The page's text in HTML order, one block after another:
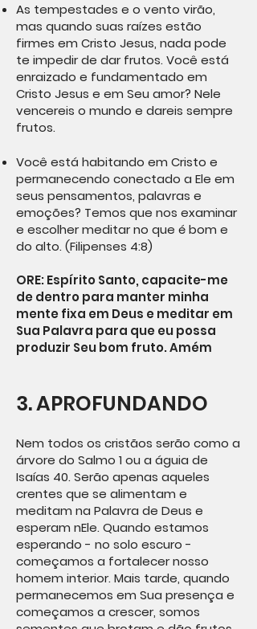
As tempestades e o vento virão,
mas quando suas raízes estão
firmes em Cristo Jesus, nada pode
te impedir de dar frutos. Você está
enraizado e fundamentado em
Cristo Jesus e em Seu amor? Nele
vencereis o mundo e dareis sempre
frutos.
Você está habitando em Cristo e
permanecendo conectado a Ele em
seus pensamentos, palavras e
emoções? Temos que nos examinar
e escolher meditar no que é bom e
do alto. (Filipenses 4:8)
ORE: Espírito Santo, capacite-me
de dentro para manter minha
mente fixa em Deus e meditar em
Sua Palavra para que eu possa
produzir Seu bom fruto. Amém
3. APROFUNDANDO
Nem todos os cristãos serão como a
árvore do Salmo 1 ou a águia de
Isaías 40. Serão apenas aqueles
crentes que se alimentam e
meditam na Palavra de Deus e
esperam nEle. Quando estamos
esperando - no solo escuro -
começamos a fortalecer nosso
homem interior. Mais tarde, quando
permanecemos em Sua presença e
começamos a crescer, somos